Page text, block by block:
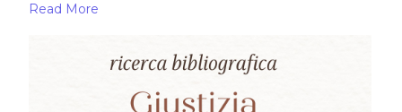
Read More